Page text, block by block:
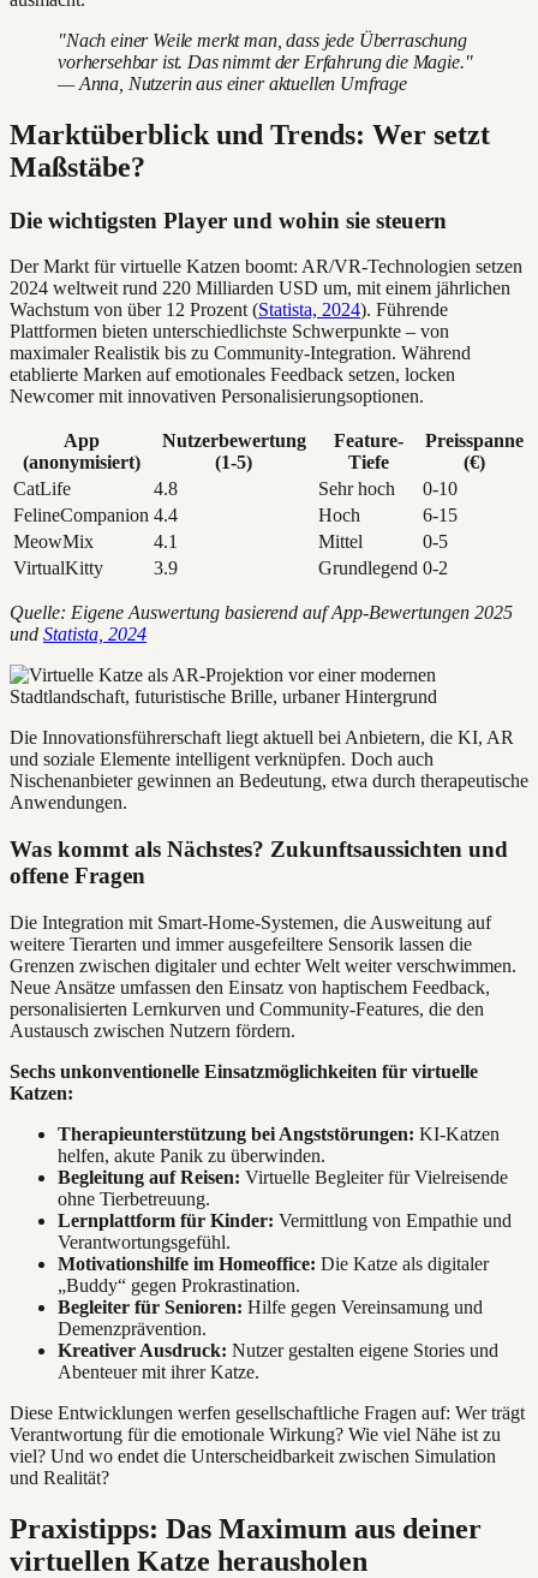
"Nach einer Weile merkt man, dass jede Überraschung
vorhersehbar ist. Das nimmt der Erfahrung die Magie."
— Anna, Nutzerin aus einer aktuellen Umfrage
Marktüberblick und Trends: Wer setzt
Maßstäbe?
Die wichtigsten Player und wohin sie steuern
Der Markt für virtuelle Katzen boomt: AR/VR-Technologien setzen
2024 weltweit rund 220 Milliarden USD um, mit einem jährlichen
Wachstum von über 12 Prozent (Statista, 2024). Führende
Plattformen bieten unterschiedlichste Schwerpunkte – von
maximaler Realistik bis zu Community-Integration. Während
etablierte Marken auf emotionales Feedback setzen, locken
Newcomer mit innovativen Personalisierungsoptionen.
App
(anonymisiert)
Nutzerbewertung
(1-5)
Feature-
Tiefe
Preisspanne
(€)
CatLife
4.8 Sehr hoch
0-10
FelineCompanion 4.4 Hoch
6-15
MeowMix
4.1 Mittel
0-5
VirtualKitty
3.9 Grundlegend 0-2
Quelle: Eigene Auswertung basierend auf App-Bewertungen 2025
und Statista, 2024
Die Innovationsführerschaft liegt aktuell bei Anbietern, die KI, AR
und soziale Elemente intelligent verknüpfen. Doch auch
Nischenanbieter gewinnen an Bedeutung, etwa durch therapeutische
Anwendungen.
Was kommt als Nächstes? Zukunftsaussichten und
offene Fragen
Die Integration mit Smart-Home-Systemen, die Ausweitung auf
weitere Tierarten und immer ausgefeiltere Sensorik lassen die
Grenzen zwischen digitaler und echter Welt weiter verschwimmen.
Neue Ansätze umfassen den Einsatz von haptischem Feedback,
personalisierten Lernkurven und Community-Features, die den
Austausch zwischen Nutzern fördern.
Sechs unkonventionelle Einsatzmöglichkeiten für virtuelle
Katzen:
Therapieunterstützung bei Angststörungen: KI-Katzen
helfen, akute Panik zu überwinden.
Begleitung auf Reisen: Virtuelle Begleiter für Vielreisende
ohne Tierbetreuung.
Lernplattform für Kinder: Vermittlung von Empathie und
Verantwortungsgefühl.
Motivationshilfe im Homeoffice: Die Katze als digitaler
„Buddy“ gegen Prokrastination.
Begleiter für Senioren: Hilfe gegen Vereinsamung und
Demenzprävention.
Kreativer Ausdruck: Nutzer gestalten eigene Stories und
Abenteuer mit ihrer Katze.
Diese Entwicklungen werfen gesellschaftliche Fragen auf: Wer trägt
Verantwortung für die emotionale Wirkung? Wie viel Nähe ist zu
viel? Und wo endet die Unterscheidbarkeit zwischen Simulation
und Realität?
Praxistipps: Das Maximum aus deiner
virtuellen Katze herausholen